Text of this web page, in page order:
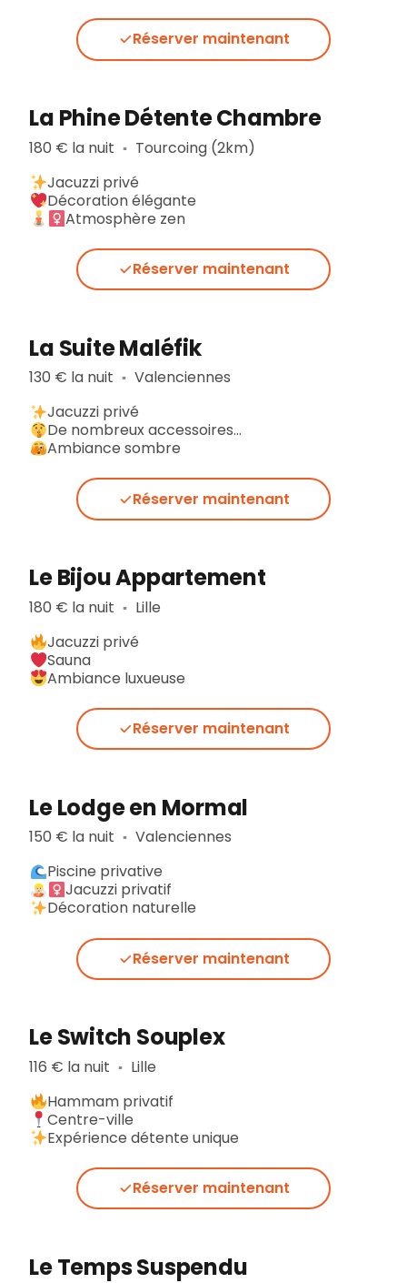
Réserver maintenant
La Phine Détente Chambre
180 € la nuit ▪︎ Tourcoing (2km)
Jacuzzi privé
Décoration élégante
Atmosphère zen
Réserver maintenant
La Suite Maléfik
130 € la nuit ▪︎ Valenciennes
Jacuzzi privé
De nombreux accessoires…
Ambiance sombre
Réserver maintenant
Le Bijou Appartement
180 € la nuit ▪︎ Lille
Jacuzzi privé
Sauna
Ambiance luxueuse
Réserver maintenant
Le Lodge en Mormal
150 € la nuit ▪︎ Valenciennes
Piscine privative
Jacuzzi privatif
Décoration naturelle
Réserver maintenant
Le Switch Souplex
116 € la nuit ▪︎ Lille
Hammam privatif
Centre-ville
Expérience détente unique
Réserver maintenant
Le Temps Suspendu